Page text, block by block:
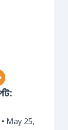
May 25,